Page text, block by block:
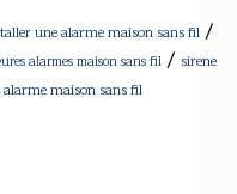
une alarme maison sans fil /
alarmes maison sans fil / sirene
maison sans fil